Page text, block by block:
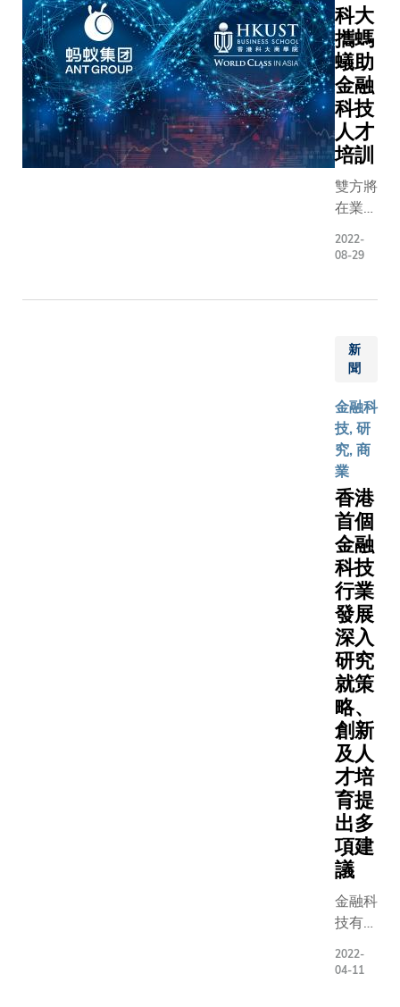
和支付系
國際會
議」。 會議
吸引了國
貨幣機構
亞洲、歐
及北美洲
區的中央
行及學界
家，以及
融科技企
創新、營
挑戰及行
動態等
關鍵議題
金管局總
余偉文先
於會上致
題演講，
國際貨幣
金組織
（IMF）
與資本市
部副主任
東博士則
「CBDC
幣政策」
表主題演
講，揭開
議序幕。
過專題討
及簡報，
議講者還
有關
廣泛議題
分享精闢
學院院長
嘉因教授
示：「
作為一種
科大
攜螞
蟻助
金融
科技
人才
培訓
雙方將
在業界
實習與
面展開
合作。
2022-
08-29
新
聞
金融科
技, 研
究, 商
業
香港
首個
金融
科技
行業
發展
深入
研究
就策
略、
創新
及人
才培
育提
出多
項建
議
金融科
技有利
港作為
2022-
04-11